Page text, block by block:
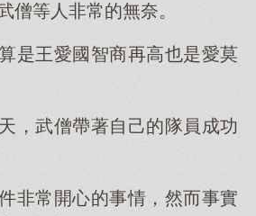
僧等人非常的無奈。
是王愛國智商再高也是愛莫
，武僧帶著自己的隊員成功
非常開心的事情，然而事實